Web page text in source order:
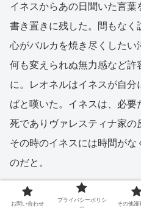
イネスからあの日聞いた言
書き置きに残した。間もな
心がバルカを焼き尽くした
何も変えられぬ無力感など許
に。レオネルはイネスが自
ばと嘆いた。イネスは、必
死でありヴァレスティナ家の
その時のイネスには時間が
のだと。
お問い合わせ
プライバシーポリシ
ー
その他漫